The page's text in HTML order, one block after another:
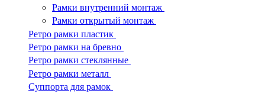
Рамки внутренний монтаж
Рамки открытый монтаж
Ретро рамки пластик
Ретро рамки на бревно
Ретро рамки стеклянные
Ретро рамки металл
Суппорта для рамок